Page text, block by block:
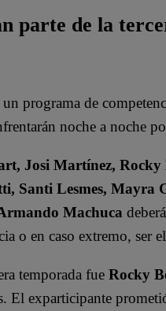
parte de la
un programa de
noche a noche
Josi Martínez, Rocky
Santi Lesmes, Mayra
Machuca
o en caso extremo, ser
temporada fue Rocky
El exparticipante